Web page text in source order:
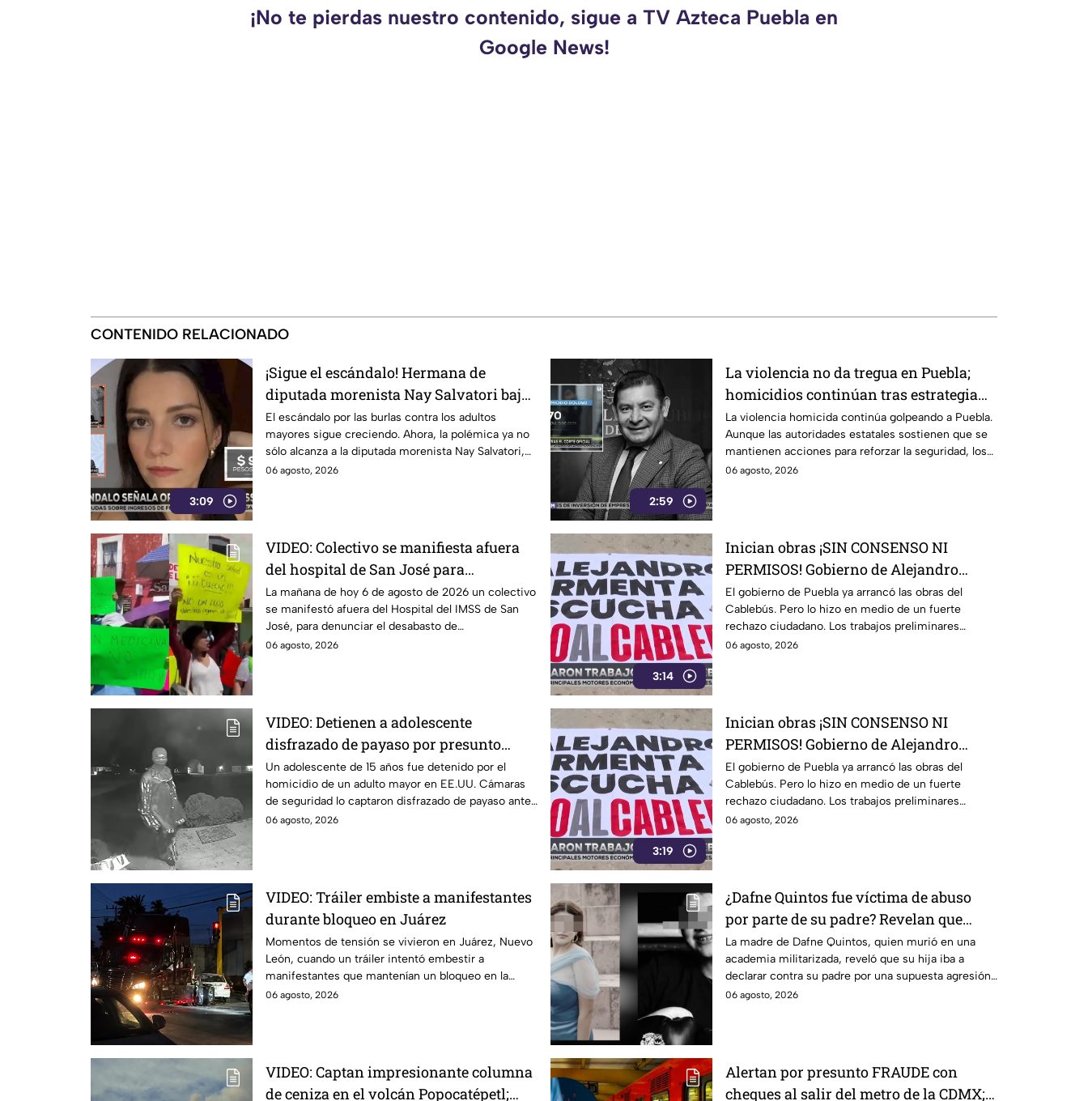
¡No te pierdas nuestro contenido, sigue a TV Azteca Puebla en
Google News!
CONTENIDO RELACIONADO
3:09
¡Sigue el escándalo! Hermana de
diputada morenista Nay Salvatori bajo
la lupa: declaración patrimonial de
Hilda Salvatori contradice sueldo
reportado por el ISSSTEP
El escándalo por las burlas contra los adultos
mayores sigue creciendo. Ahora, la polémica ya no
sólo alcanza a la diputada morenista Nay Salvatori,
sino también a su hermana, servidora pública del
nepotismo y la falta de una postura por parte del
gobierno de Alejandro Armenta.
06 agosto, 2026
2:59
La violencia no da tregua en Puebla;
homicidios continúan tras estrategia
fallida del gobernador morenista
Alejandro Armenta
La violencia homicida continúa golpeando a Puebla.
Aunque las autoridades estatales sostienen que se
mantienen acciones para reforzar la seguridad, los
casos de homicidio doloso siguen registrándose en
06 agosto, 2026
VIDEO: Colectivo se manifiesta afuera
del hospital de San José para
denunciar la falta de medicamentos
La mañana de hoy 6 de agosto de 2026 un colectivo
se manifestó afuera del Hospital del IMSS de San
José, para denunciar el desabasto de
medicamentos.
06 agosto, 2026
3:14
Inician obras ¡SIN CONSENSO NI
PERMISOS! Gobierno de Alejandro
Armenta comienza obras del Cablebús
entre protestas y rechazo
El gobierno de Puebla ya arrancó las obras del
Cablebús. Pero lo hizo en medio de un fuerte
rechazo ciudadano. Los trabajos preliminares
iniciaron en la Plaza Cívica del CENHCH. Vecinos y
zona.
06 agosto, 2026
VIDEO: Detienen a adolescente
disfrazado de payaso por presunto
asesinato de un adulto mayor; así fue
captado
Un adolescente de 15 años fue detenido por el
homicidio de un adulto mayor en EE.UU. Cámaras
de seguridad lo captaron disfrazado de payaso antes
del crimen.
06 agosto, 2026
3:19
Inician obras ¡SIN CONSENSO NI
PERMISOS! Gobierno de Alejandro
Armenta comienza obras del Cablebús
entre protestas y rechazo
El gobierno de Puebla ya arrancó las obras del
Cablebús. Pero lo hizo en medio de un fuerte
rechazo ciudadano. Los trabajos preliminares
iniciaron en la Plaza Cívica del CENHCH. Vecinos y
zona.
06 agosto, 2026
VIDEO: Tráiler embiste a manifestantes
durante bloqueo en Juárez
Momentos de tensión se vivieron en Juárez, Nuevo
León, cuando un tráiler intentó embestir a
manifestantes que mantenían un bloqueo en la
avenida San Roque.
06 agosto, 2026
¿Dafne Quintos fue víctima de abuso
por parte de su padre? Revelan que
antes de morir iba a declarar en su
contra
La madre de Dafne Quintos, quien murió en una
academia militarizada, reveló que su hija iba a
declarar contra su padre por una supuesta agresión
íntima.
06 agosto, 2026
VIDEO: Captan impresionante columna
de ceniza en el volcán Popocatépetl;
Alertan por presunto FRAUDE con
cheques al salir del metro de la CDMX;